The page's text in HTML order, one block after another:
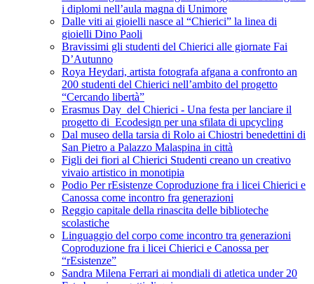
i diplomi nell’aula magna di Unimore
Dalle viti ai gioielli nasce al “Chierici” la linea di
gioielli Dino Paoli
Bravissimi gli studenti del Chierici alle giornate Fai
D’Autunno
Roya Heydari, artista fotografa afgana a confronto an
200 studenti del Chierici nell’ambito del progetto
“Cercando libertà”
Erasmus Day del Chierici - Una festa per lanciare il
progetto di Ecodesign per una sfilata di upcycling
Dal museo della tarsia di Rolo ai Chiostri benedettini di
San Pietro a Palazzo Malaspina in città
Figli dei fiori al Chierici Studenti creano un creativo
vivaio artistico in monotipia
Podio Per rEsistenze Coproduzione fra i licei Chierici e
Canossa come incontro fra generazioni
Reggio capitale della rinascita delle biblioteche
scolastiche
Linguaggio del corpo come incontro tra generazioni
Coproduzione fra i licei Chierici e Canossa per
“rEsistenze”
Sandra Milena Ferrari ai mondiali di atletica under 20